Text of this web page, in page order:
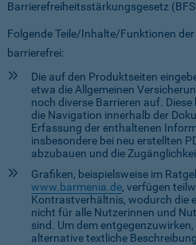
Barrierefreiheitsstärkungsgesetz
Folgende Teile/Inhalte/Funktionen
barrierefrei:
Die auf den Produktseiten
etwa die Allgemeinen
noch diverse Barrieren auf.
die Navigation innerhalb der
Erfassung der enthaltenen
insbesondere bei neu erstellten
abzubauen und die
Grafiken, beispielsweise im
www.barmenia.de, verfügen
Kontrastverhältnis, wodurch die
nicht für alle Nutzerinnen und
sind. Um dem
alternative textliche